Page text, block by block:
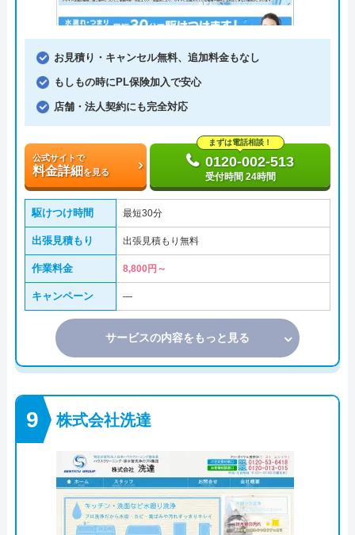
お見積り・キャンセル無料、追加料金もなし
もしもの時にPL保険加入で安心
店舗・法人契約にも完全対応
公式サイトで
料金詳細を見る
まずは電話相談！
0120-002-513
受付時間 24時間
駆けつけ時間 最短30分
出張見積もり 出張見積もり無料
作業料金 8,800円～
キャンペーン ―
サービスの内容をもっと見る
株式会社洗達